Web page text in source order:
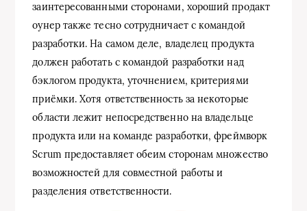
заинтересованными сторонами, хороший продакт
оунер также тесно сотрудничает с командой
разработки. На самом деле, владелец продукта
должен работать с командой разработки над
бэклогом продукта, уточнением, критериями
приёмки. Хотя ответственность за некоторые
области лежит непосредственно на владельце
продукта или на команде разработки, фреймворк
Scrum предоставляет обеим сторонам множество
возможностей для совместной работы и
разделения ответственности.